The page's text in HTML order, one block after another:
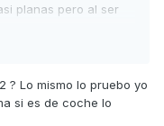
planas pero al ser
que no es lo correcto
particulas de
que ahcen el
? Lo mismo lo pruebo yo
si es de coche lo